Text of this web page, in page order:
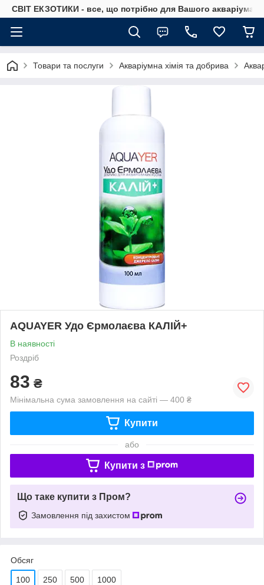
СВІТ ЕКЗОТИКИ - все, що потрібно для Вашого акваріума
Товари та послуги Акваріумна хімія та добрива
AQUAYER Удо Єрмолаєва КАЛІЙ+
В наявності
Роздріб
83 ₴
Мінімальна сума замовлення на сайті — 400 ₴
Купити
або
Купити з
Що таке купити з Пром?
Замовлення під захистом
Обсяг
100 250 500 1000